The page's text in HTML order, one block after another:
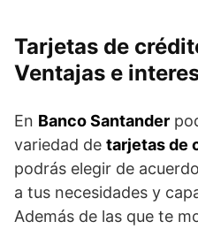
Tarjetas de
Ventajas e
En Banco Santander
variedad de tarjetas de
podrás elegir de
a tus necesidades y
Además de las que te